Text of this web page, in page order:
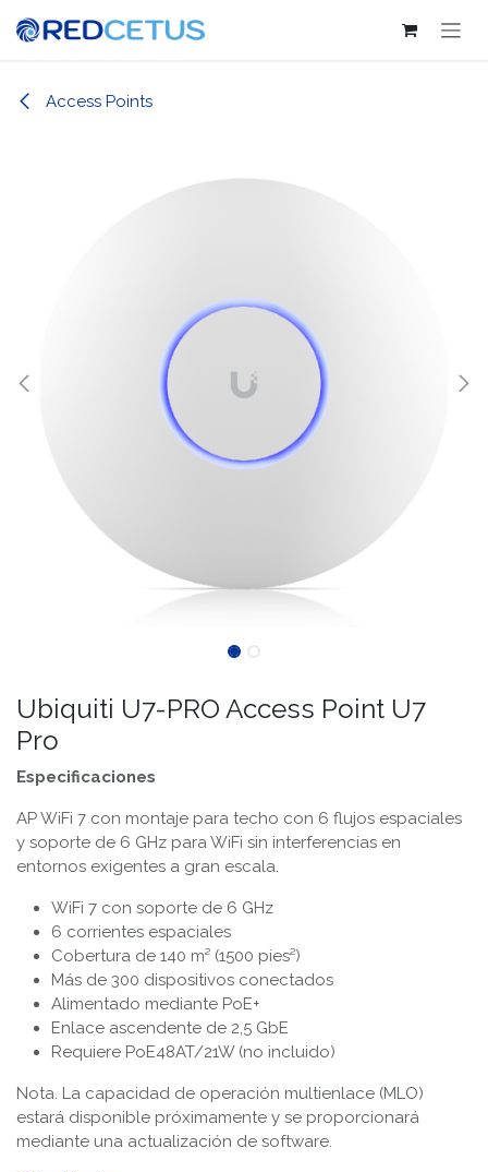
Access Points
Ubiquiti U7-PRO Access Point U7
Pro
Especificaciones
AP WiFi 7 con montaje para techo con 6 flujos espaciales
y soporte de 6 GHz para WiFi sin interferencias en
entornos exigentes a gran escala.
WiFi 7 con soporte de 6 GHz
6 corrientes espaciales
Cobertura de 140 m² (1500 pies²)
Más de 300 dispositivos conectados
Alimentado mediante PoE+
Enlace ascendente de 2,5 GbE
Requiere PoE48AT/21W (no incluido)
Nota. La capacidad de operación multienlace (MLO)
estará disponible próximamente y se proporcionará
mediante una actualización de software.